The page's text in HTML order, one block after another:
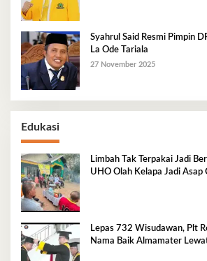
Syahrul Said Resmi Pimpin
La Ode Tariala
27 November 2025
Edukasi
Limbah Tak Terpakai Jadi
UHO Olah Kelapa Jadi Asap
Lepas 732 Wisudawan, Plt
Nama Baik Almamater